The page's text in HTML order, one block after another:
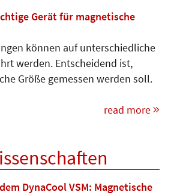
Gerät für magnetische
können auf unterschiedliche
werden. Entscheidend ist,
Größe gemessen werden soll.
read more
DynaCool VSM: Magnetische